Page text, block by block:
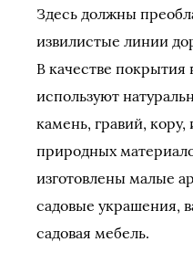
Здесь должны
извилистые линии
В качестве покрытия
используют
камень, гравий,
природных
изготовлены малые
садовые украшения,
садовая мебель.